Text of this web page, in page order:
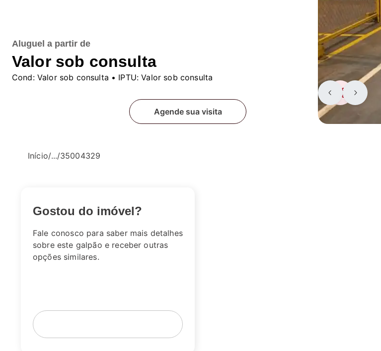
Aluguel a partir de
Valor sob consulta
Cond:Valor sob consulta • IPTU: Valor sob consulta
Agende sua visita
Início/.../35004329
Gostou do imóvel?
Fale conosco para saber mais detalhes
sobre este galpão e receber outras
opções similares.